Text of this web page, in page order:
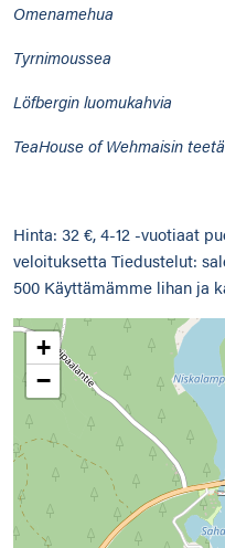
Omenamehua
Tyrnimoussea
Löfbergin luomukahvia
TeaHouse of Wehmaisin teetä
Hinta: 32 €, 4-12 -vuotiaat
veloituksetta Tiedustelut:
500 Käyttämämme lihan ja
+
−